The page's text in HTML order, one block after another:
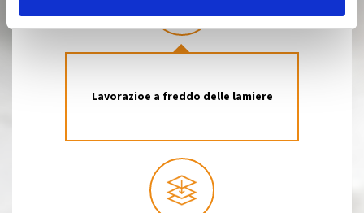
Lavorazioe a freddo delle lamiere